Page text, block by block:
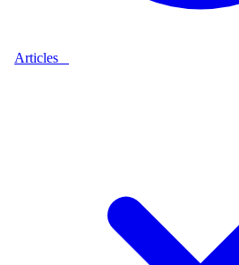
Articles